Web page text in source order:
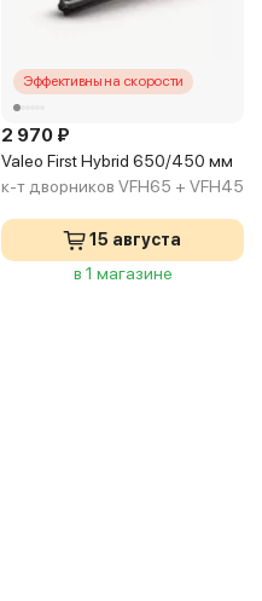
Эффективны на скорости
2 970 ₽
Valeo First Hybrid 650/450 мм
к-т дворников VFH65 + VFH45
15 августа
в 1 магазине